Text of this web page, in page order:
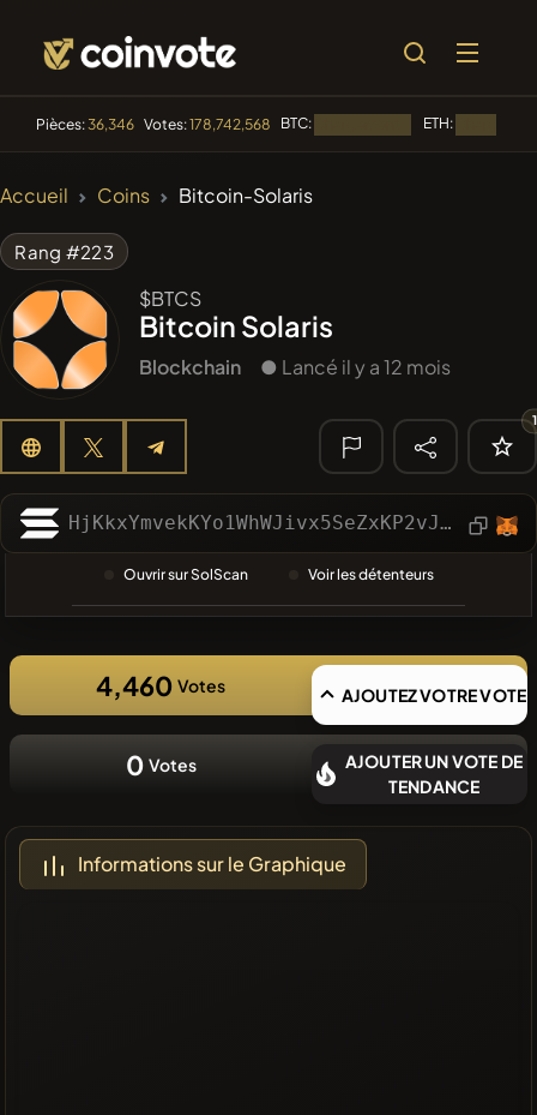
Pièces:36,346 Votes:178,742,568 BTC: ETH:
TENDANCE
Heap of hay HAY
#555
🔎
RÉCENTE
❌Aucune
récente
Accueil Coins Bitcoin-Solaris
Rang #223
$BTCS
Bitcoin Solaris
Blockchain ● Lancé il y a 12 mois
1
HjKkxYmvekKYo1WhWJivx5SeZxKP2vJ9CCZp9ZmvCCKq
Ouvrir sur SolScan Voir les détenteurs
4,460 Votes AJOUTEZ VOTRE VOTE
0 Votes
AJOUTER UN VOTE DE
TENDANCE
Informations sur le Graphique